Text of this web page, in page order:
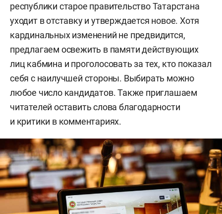
республики старое правительство Татарстана
уходит в отставку и утверждается новое. Хотя
кардинальных изменений не предвидится,
предлагаем освежить в памяти действующих
лиц кабмина и проголосовать за тех, кто показал
себя с наилучшей стороны. Выбирать можно
любое число кандидатов. Также приглашаем
читателей оставить слова благодарности
и критики в комментариях.